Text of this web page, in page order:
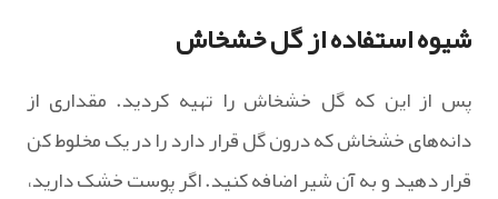
شیوه استفاده از گل خشخاش
پس از این که گل خشخاش را تهیه کردید. مقداری از
دانه‌های خشخاش که درون گل قرار دارد را در یک مخلوط کن
قرار دهید و به آن شیر اضافه کنید. اگر پوست خشک دارید،